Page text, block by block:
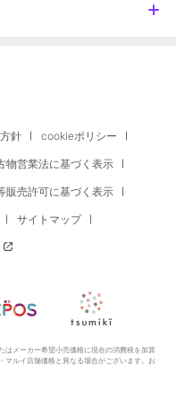
針 cookieポリシー
物営業法に基づく表示
販売許可に基づく表示
サイトマップ
はメーカー希望小売価格に現在の消費税を加算
マルイ店舗価格と異なる場合がございます。お